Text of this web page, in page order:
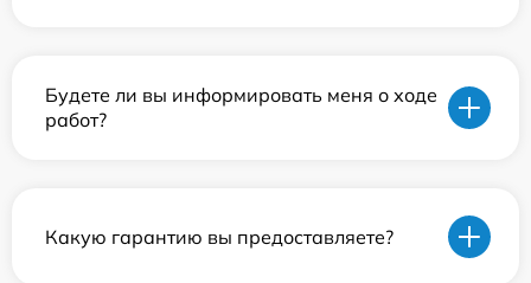
Будете ли вы информировать меня о ходе
работ?
Какую гарантию вы предоставляете?